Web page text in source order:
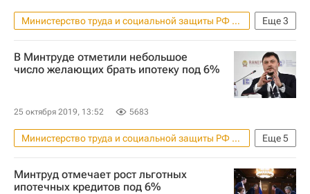
Еще3
Министерство труда и социальной защиты РФ (Минтруд России)
Жилье
Материнский капитал
Россия
В Минтруде отметили небольшое
число желающих брать ипотеку под 6%
25 октября 2019, 13:52 5683
Еще5
Министерство труда и социальной защиты РФ (Минтруд России)
Москва
Алексей Вовченко
Жилье
Ипотека Россия
Минтруд отмечает рост льготных
ипотечных кредитов под 6%